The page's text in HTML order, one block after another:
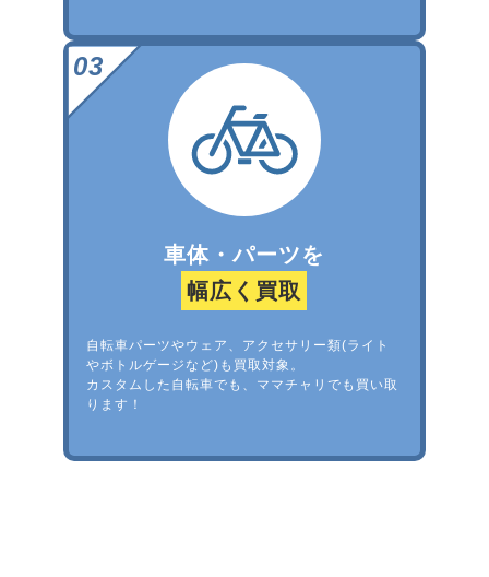
車体・パーツを
幅広く買取
自転車パーツやウェア、アクセサリー類(ライト
やボトルゲージなど)も買取対象。
カスタムした自転車でも、ママチャリでも買い取
ります！